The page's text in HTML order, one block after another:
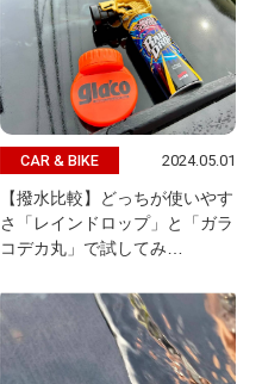
CAR & BIKE 2024.05.01
【撥水比較】どっちが使いやす
さ「レインドロップ」と「ガラ
コデカ丸」で試してみ…